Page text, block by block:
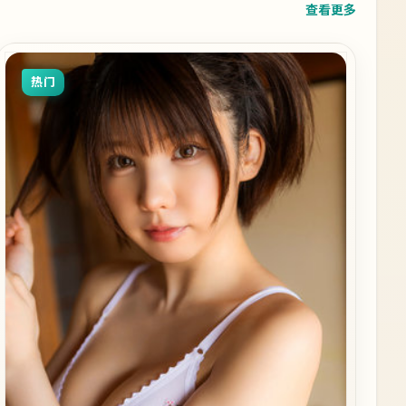
查看更多
热门